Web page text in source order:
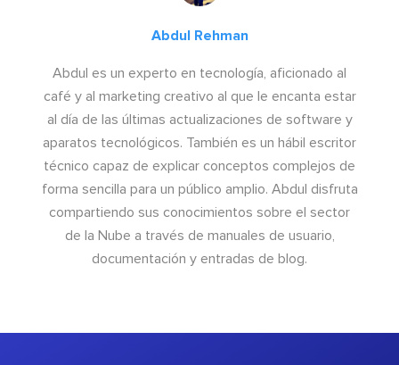
Abdul Rehman
Abdul es un experto en tecnología, aficionado al
café y al marketing creativo al que le encanta estar
al día de las últimas actualizaciones de software y
aparatos tecnológicos. También es un hábil escritor
técnico capaz de explicar conceptos complejos de
forma sencilla para un público amplio. Abdul disfruta
compartiendo sus conocimientos sobre el sector
de la Nube a través de manuales de usuario,
documentación y entradas de blog.